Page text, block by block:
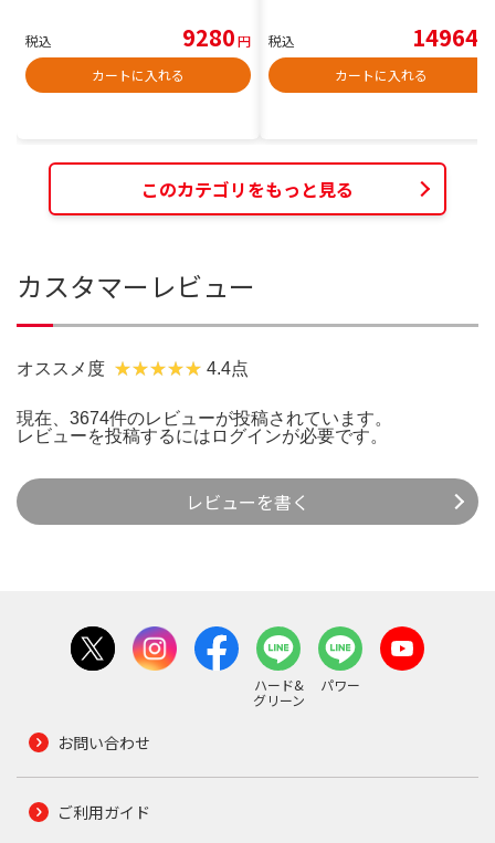
税込 9280円
カートに入れる
税込 14964
カートに入れる
このカテゴリをもっと見る
カスタマーレビュー
オススメ度 4.4点
現在、3674件のレビューが投稿されています。
レビューを投稿するには ログインが必要です。
レビューを書く
ハード&
グリーン
パワー
お問い合わせ
ご利用ガイド